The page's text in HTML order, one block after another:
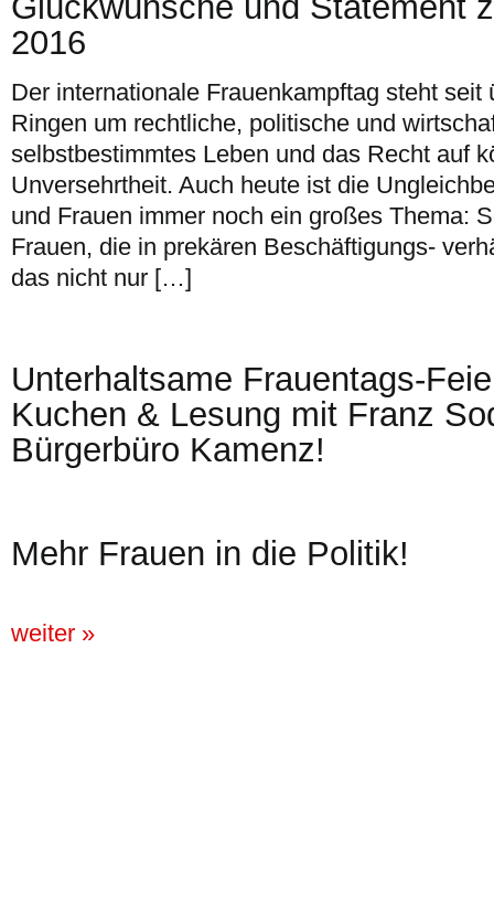
2016
Der internationale Frauenkampftag steht seit
Ringen um rechtliche, politische und
selbstbestimmtes Leben und das Recht auf
Unversehrtheit. Auch heute ist die
und Frauen immer noch ein großes Thema:
Frauen, die in prekären Beschäftigungs-
das nicht nur […]
Unterhaltsame Frauentags-
Kuchen & Lesung mit Franz
Bürgerbüro Kamenz!
Mehr Frauen in die Politik!
weiter »